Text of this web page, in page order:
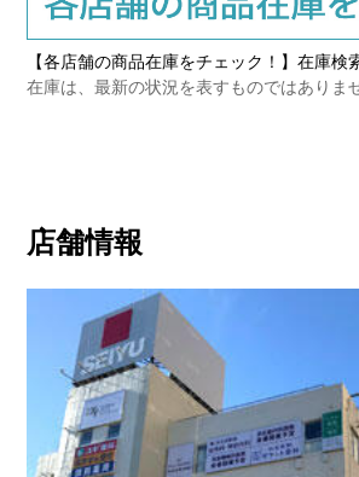
【各店舗の商品在庫をチェック！】在庫検
在庫は、最新の状況を表すものではありま
店舗情報